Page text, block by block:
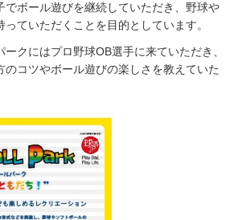
でボール遊びを継続していただき、野球や
ていただくことを目的としています。
クにはプロ野球OB選手に来ていただき、
のコツやボール遊びの楽しさを教えていた